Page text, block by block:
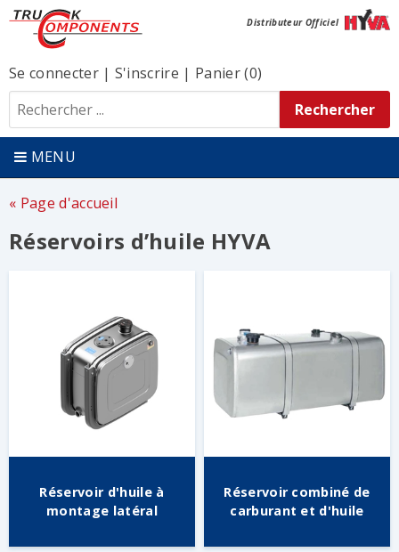
Distributeur Officiel
Se connecter| S'inscrire | Panier (0)
MENU
Page d'accueil
Réservoirs d’huile HYVA
Réservoir d'huile à
montage latéral
Réservoir combiné de
carburant et d'huile